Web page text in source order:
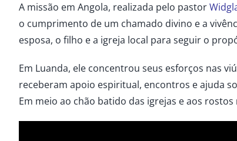
A missão em Angola, realizada pelo pastor
o cumprimento de um chamado divino e a
esposa, o filho e a igreja local para seguir o
Em Luanda, ele concentrou seus esforços nas
receberam apoio espiritual, encontros e ajuda
Em meio ao chão batido das igrejas e aos